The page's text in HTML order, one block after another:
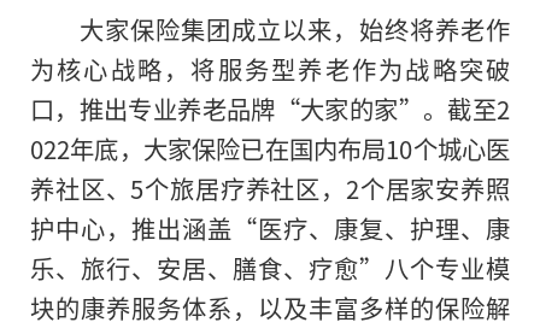
大家保险集团成立以来，始终将养老作
为核心战略，将服务型养老作为战略突破
口，推出专业养老品牌“大家的家”。截至2
022年底，大家保险已在国内布局10个城心医
养社区、5个旅居疗养社区，2个居家安养照
护中心，推出涵盖“医疗、康复、护理、康
乐、旅行、安居、膳食、疗愈”八个专业模
块的康养服务体系，以及丰富多样的保险解